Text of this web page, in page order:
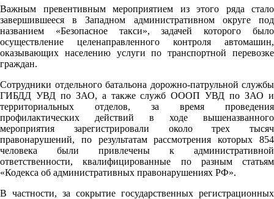
Важным превентивным мероприятием из этого ряда стало
завершившееся в Западном административном округе под
названием «Безопасное такси», задачей которого было
осуществление целенаправленного контроля автомашин,
оказывающих населению услуги по транспортной перевозке
граждан.
Сотрудники отдельного батальона дорожно-патрульной службы
ГИБДД УВД по ЗАО, а также служб ОООП УВД по ЗАО и
территориальных отделов, за время проведения
профилактических действий в ходе вышеназванного
мероприятия зарегистрировали около трех тысяч
правонарушений, по результатам рассмотрения которых 854
человека были привлечены к административной
ответственности, квалифицированные по разным статьям
«Кодекса об административных правонарушениях РФ».
В частности, за сокрытие государственных регистрационных